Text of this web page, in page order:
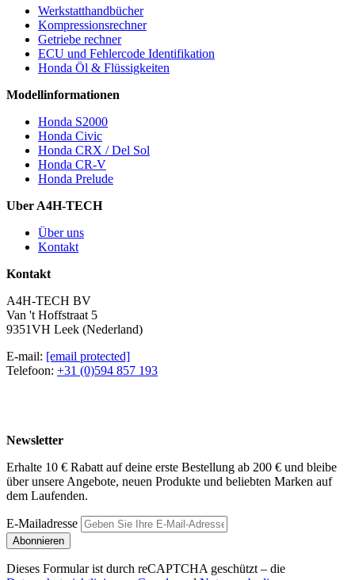
Werkstatthandbücher
Kompressionsrechner
Getriebe rechner
ECU und Fehlercode Identifikation
Honda Öl & Flüssigkeiten
Modellinformationen
Honda S2000
Honda Civic
Honda CRX / Del Sol
Honda CR-V
Honda Prelude
Uber A4H-TECH
Über uns
Kontakt
Kontakt
A4H-TECH BV
Van 't Hoffstraat 5
9351VH Leek (Nederland)
E-mail: [email protected]
Telefoon: +31 (0)594 857 193
Newsletter
Erhalte 10 € Rabatt auf deine erste Bestellung ab 200 € und bleibe
über unsere Angebote, neuen Produkte und beliebten Marken auf
dem Laufenden.
E-Mailadresse
Abonnieren
Dieses Formular ist durch reCAPTCHA geschützt – die